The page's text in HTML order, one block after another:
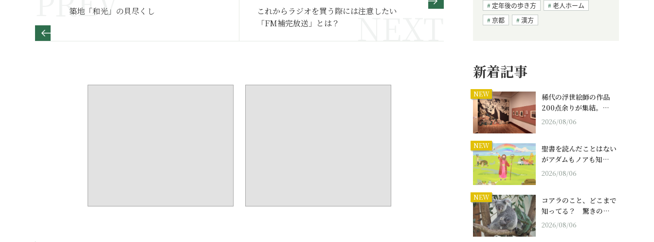
築地「和光」の貝尽くし
これからラジオを買う際には注意したい
「FM補完放送」とは？
定年後の歩き方
老人ホーム
京都
漢方
新着記事
NEW
稀代の浮世絵師の作品
200点余りが集結。…
2026/08/06
NEW
聖書を読んだことはない
がアダムもノアも知…
2026/08/06
NEW
コアラのこと、どこまで
知ってる？ 驚きの…
2026/08/06